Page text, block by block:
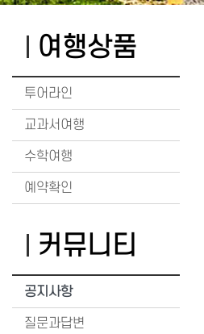
여행상품
투어라인
교과서여행
수학여행
예약확인
커뮤니티
공지사항
질문과답변